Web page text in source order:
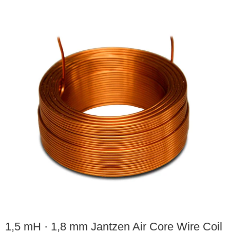
1,5 mH · 1,8 mm Jantzen Air Core Wire Coil